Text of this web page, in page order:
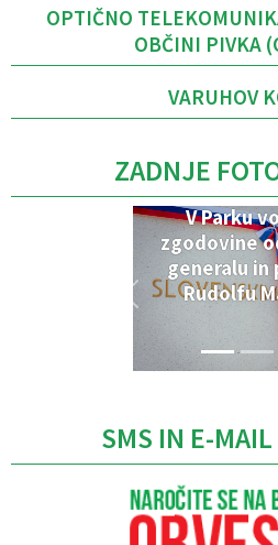
OPTIČNO
OBČINI PIVKA
VARUHOV
ZADNJE
V Parku
zgodovine
generalu in
Rudolfu
SMS IN E-